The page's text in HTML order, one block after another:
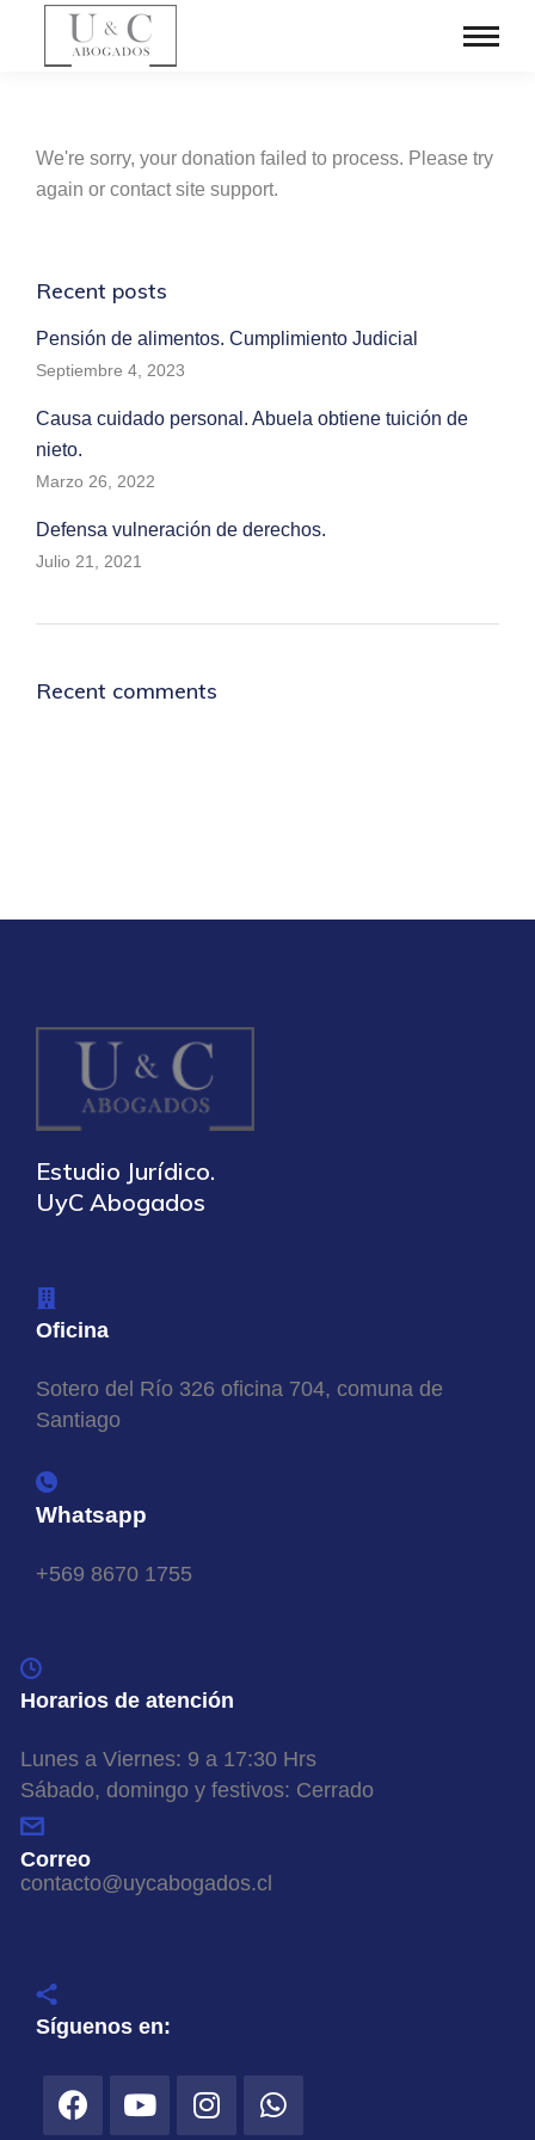
We're sorry, your donation failed to process. Please try
again or contact site support.
Recent posts
Pensión de alimentos. Cumplimiento Judicial
Septiembre 4, 2023
Causa cuidado personal. Abuela obtiene tuición de
nieto.
Marzo 26, 2022
Defensa vulneración de derechos.
Julio 21, 2021
Recent comments
Estudio Jurídico.
UyC Abogados
Oficina
Sotero del Río 326 oficina 704, comuna de
Santiago
Whatsapp
+569 8670 1755
Horarios de atención
Lunes a Viernes: 9 a 17:30 Hrs
Sábado, domingo y festivos: Cerrado
Correo
contacto@uycabogados.cl
Síguenos en: